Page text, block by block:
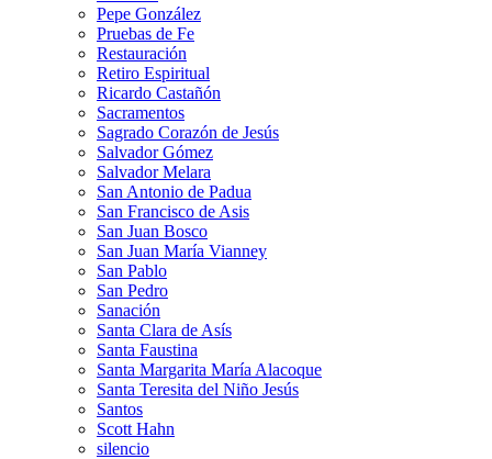
Pepe González
Pruebas de Fe
Restauración
Retiro Espiritual
Ricardo Castañón
Sacramentos
Sagrado Corazón de Jesús
Salvador Gómez
Salvador Melara
San Antonio de Padua
San Francisco de Asis
San Juan Bosco
San Juan María Vianney
San Pablo
San Pedro
Sanación
Santa Clara de Asís
Santa Faustina
Santa Margarita María Alacoque
Santa Teresita del Niño Jesús
Santos
Scott Hahn
silencio